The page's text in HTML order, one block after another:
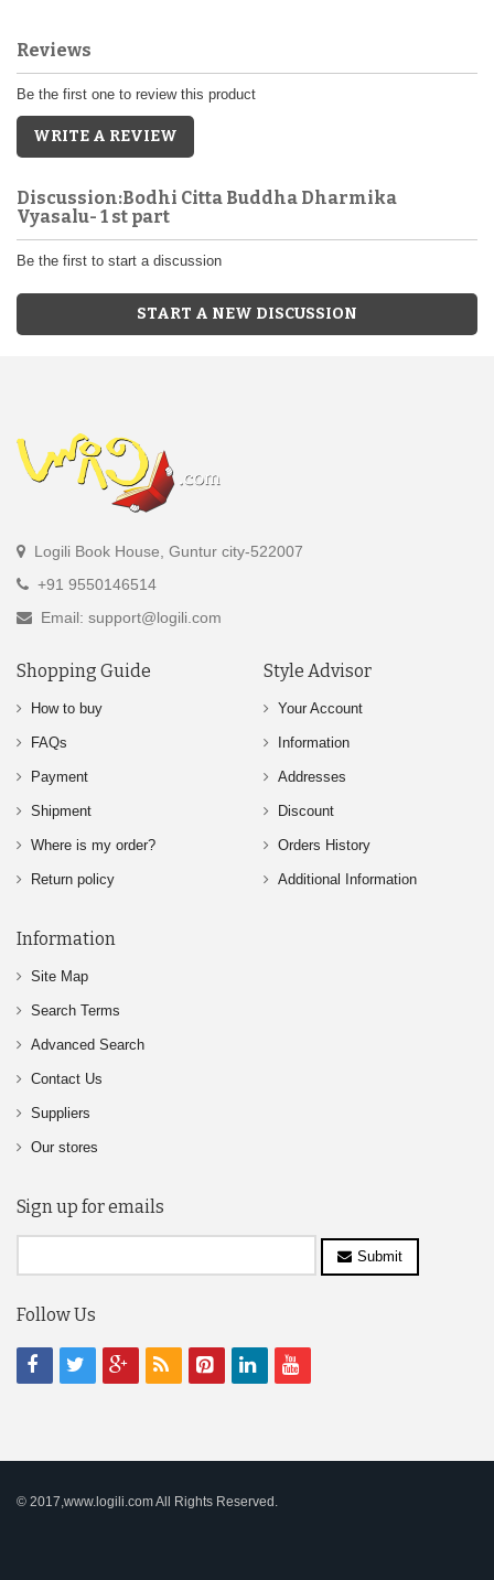
Reviews
Be the first one to review this product
WRITE A REVIEW
Discussion:Bodhi Citta Buddha Dharmika
Vyasalu- 1 st part
Be the first to start a discussion
START A NEW DISCUSSION
Logili Book House, Guntur city-522007
+91 9550146514
Email: support@logili.com
Shopping Guide
How to buy
FAQs
Payment
Shipment
Where is my order?
Return policy
Style Advisor
Your Account
Information
Addresses
Discount
Orders History
Additional Information
Information
Site Map
Search Terms
Advanced Search
Contact Us
Suppliers
Our stores
Sign up for emails
Submit
Follow Us
© 2017,www.logili.com All Rights Reserved.